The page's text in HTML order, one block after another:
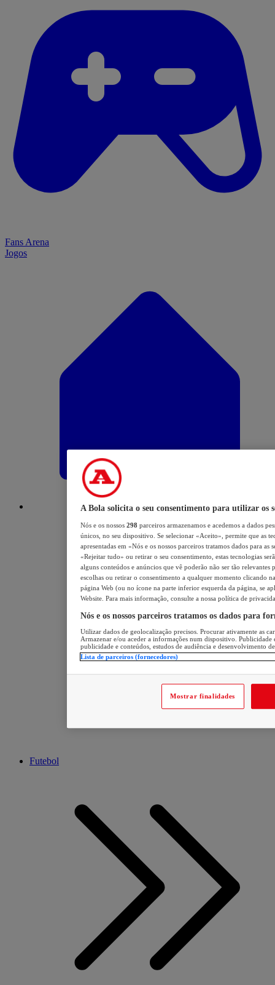
Fans Arena
Jogos
Futebol
A Bola solicita o seu consentimento para utilizar os
Nós e os nossos 298 parceiros armazenamos e acedemos a dados
únicos, no seu dispositivo. Se selecionar «Aceito», permite que as
apresentadas em «Nós e os nossos parceiros tratamos dados para
«Rejeitar tudo» ou retirar o seu consentimento, estas tecnologias
alguns conteúdos e anúncios que vê poderão não ser tão relevantes
escolhas ou retirar o consentimento a qualquer momento clicando
página Web (ou no ícone na parte inferior esquerda da página, se
Website. Para mais informação, consulte a nossa política de
Nós e os nossos parceiros tratamos os dados para
Utilizar dados de geolocalização precisos. Procurar ativamente as
Armazenar e/ou aceder a informações num dispositivo. Publicidade
publicidade e conteúdos, estudos de audiência e desenvolvimento
Lista de parceiros (fornecedores)
Mostrar finalidades